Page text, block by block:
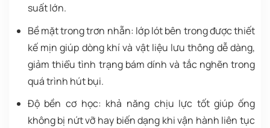
suất lớn.
Bề mặt trong trơn nhẵn: lớp lót bên trong được thiết
kế mịn giúp dòng khí và vật liệu lưu thông dễ dàng,
giảm thiểu tình trạng bám dính và tắc nghẽn trong
quá trình hút bụi.
Độ bền cơ học: khả năng chịu lực tốt giúp ống
không bị nứt vỡ hay biến dạng khi vận hành liên tục